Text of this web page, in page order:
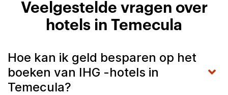
Veelgestelde vragen over
hotels in Temecula
Hoe kan ik geld besparen op het
boeken van IHG -hotels in
Temecula?